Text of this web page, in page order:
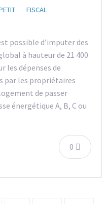
FISCAL
possible d’imputer des
à hauteur de 21 400
les dépenses de
par les propriétaires
de passer
énergétique A, B, C ou
0